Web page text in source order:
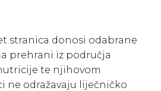
stranica donosi odabrane
prehrani iz područja
te njihovom
ne odražavaju liječničko